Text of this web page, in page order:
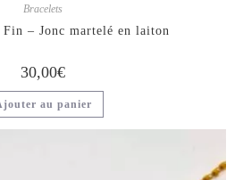
Bracelets
– Jonc martelé en laiton
30,00€
au panier